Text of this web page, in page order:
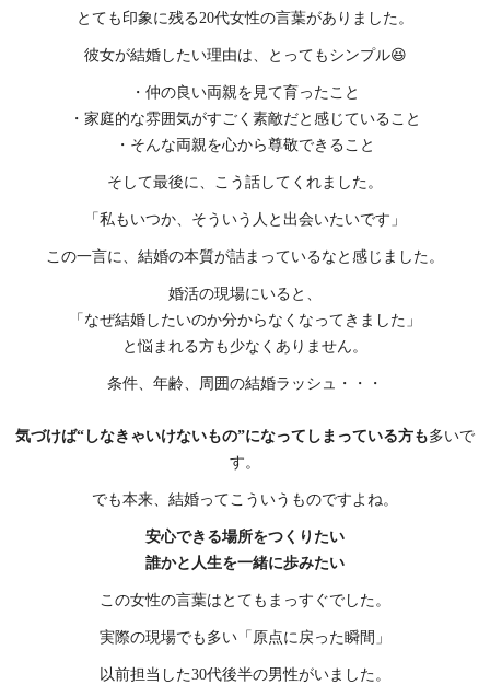
とても印象に残る20代女性の言葉がありました。
彼女が結婚したい理由は、とってもシンプル😆
・仲の良い両親を見て育ったこと
・家庭的な雰囲気がすごく素敵だと感じていること
・そんな両親を心から尊敬できること
そして最後に、こう話してくれました。
「私もいつか、そういう人と出会いたいです」
この一言に、結婚の本質が詰まっているなと感じました。
婚活の現場にいると、
「なぜ結婚したいのか分からなくなってきました」
と悩まれる方も少なくありません。
条件、年齢、周囲の結婚ラッシュ・・・
気づけば“しなきゃいけないもの”になってしまっている方も多いで
す。
でも本来、結婚ってこういうものですよね。
安心できる場所をつくりたい
誰かと人生を一緒に歩みたい
この女性の言葉はとてもまっすぐでした。
実際の現場でも多い「原点に戻った瞬間」
以前担当した30代後半の男性がいました。